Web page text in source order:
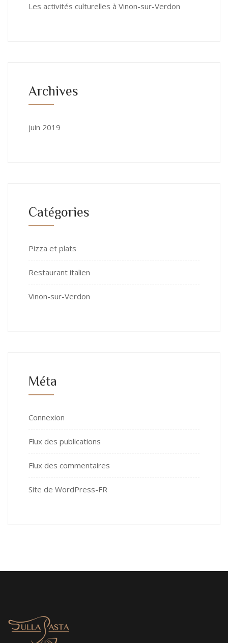
Les activités culturelles à Vinon-sur-Verdon
Archives
juin 2019
Catégories
Pizza et plats
Restaurant italien
Vinon-sur-Verdon
Méta
Connexion
Flux des publications
Flux des commentaires
Site de WordPress-FR